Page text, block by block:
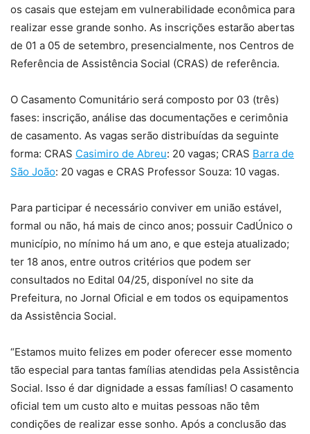
os casais que estejam em vulnerabilidade econômica para
realizar esse grande sonho. As inscrições estarão abertas
de 01 a 05 de setembro, presencialmente, nos Centros de
Referência de Assistência Social (CRAS) de referência.
O Casamento Comunitário será composto por 03 (três)
fases: inscrição, análise das documentações e cerimônia
de casamento. As vagas serão distribuídas da seguinte
forma: CRAS Casimiro de Abreu: 20 vagas; CRAS Barra de
São João: 20 vagas e CRAS Professor Souza: 10 vagas.
Para participar é necessário conviver em união estável,
formal ou não, há mais de cinco anos; possuir CadÚnico o
município, no mínimo há um ano, e que esteja atualizado;
ter 18 anos, entre outros critérios que podem ser
consultados no Edital 04/25, disponível no site da
Prefeitura, no Jornal Oficial e em todos os equipamentos
da Assistência Social.
“Estamos muito felizes em poder oferecer esse momento
tão especial para tantas famílias atendidas pela Assistência
Social. Isso é dar dignidade a essas famílias! O casamento
oficial tem um custo alto e muitas pessoas não têm
condições de realizar esse sonho. Após a conclusão das